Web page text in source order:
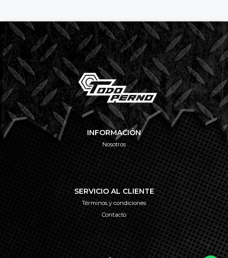
INFORMACIÓN
Nosotros
SERVICIO AL CLIENTE
Términos y condiciones
Contacto